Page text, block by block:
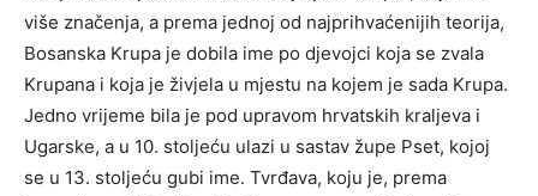
više značenja, a prema jednoj od najprihvaćenijih teorija,
Bosanska Krupa je dobila ime po djevojci koja se zvala
Krupana i koja je živjela u mjestu na kojem je sada Krupa.
Jedno vrijeme bila je pod upravom hrvatskih kraljeva i
Ugarske, a u 10. stoljeću ulazi u sastav župe Pset, kojoj
se u 13. stoljeću gubi ime. Tvrđava, koju je, prema